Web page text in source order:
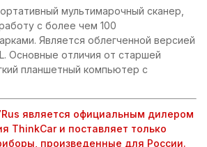
мультимарочный сканер,
с более чем 100
Является облегченной версией
Основные отличия от старшей
планшетный компьютер с
является официальным дилером
ThinkCar и поставляет только
произведенные для России.